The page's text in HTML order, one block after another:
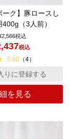
ーク】豚ロースし
（3人前）
2,566税込
税込
5.00（4）
を見る
りに登録する